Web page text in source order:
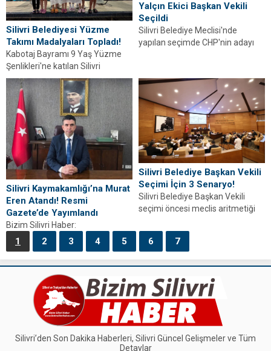
Silivri Belediyesi Yüzme
Takımı Madalyaları Topladı!
Kabotaj Bayramı 9 Yaş Yüzme
Şenlikleri'ne katılan Silivri
Belediyesi Yüzme Takımı,
İstanbul yarışlarında madalyaları
adeta...
Yalçın Ekici Başkan Vekili
Seçildi
Silivri Belediye Meclisi'nde
yapılan seçimde CHP'nin adayı
Silivri Kaymakamlığı’na Murat
Eren Atandı! Resmi
Gazete’de Yayımlandı
Bizim Silivri Haber:
Cumhurbaşkanlığı Kararnamesi
ile Silivri Kaymakamlığı görevine
Murat Eren atandı. Detaylar
haberimizde.
Silivri Belediye Başkan Vekili
Seçimi İçin 3 Senaryo!
Silivri Belediye Başkan Vekili
seçimi öncesi meclis aritmetiği
ihtimali ve 3...
1 2 3 4 5 6 7
Silivri’den Son Dakika Haberleri, Silivri Güncel Gelişmeler ve Tüm
Detaylar